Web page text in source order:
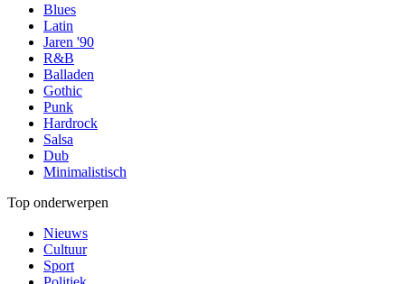
Blues
Latin
Jaren '90
R&B
Balladen
Gothic
Punk
Hardrock
Salsa
Dub
Minimalistisch
Top onderwerpen
Nieuws
Cultuur
Sport